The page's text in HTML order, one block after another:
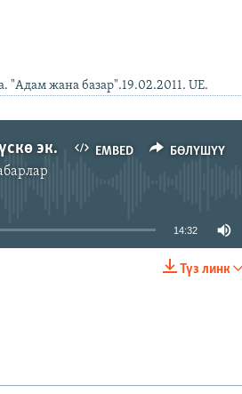
жана базар".19.02.2011. UE.
EMBED БӨЛҮШҮҮ
Кыргызстанда арак-шарап өндүрүү жана көмүскө экономика. "Адам жана базар".19.02.2011. UE.
БӨЛҮШҮҮ
available
14:32
Түз линк